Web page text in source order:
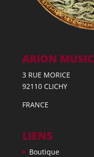
ARION MUSIC
3 RUE MORICE
92110 CLICHY
FRANCE
LIENS
Boutique